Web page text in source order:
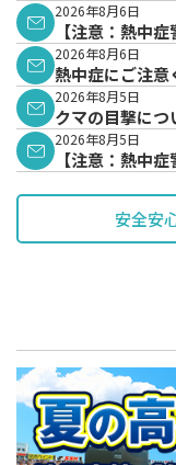
2026年8月6日
【注意：熱中
表されています。
2026年8月6日
熱中症にご注意
2026年8月5日
クマの目撃につ
2026年8月5日
【注意：熱中
安全安